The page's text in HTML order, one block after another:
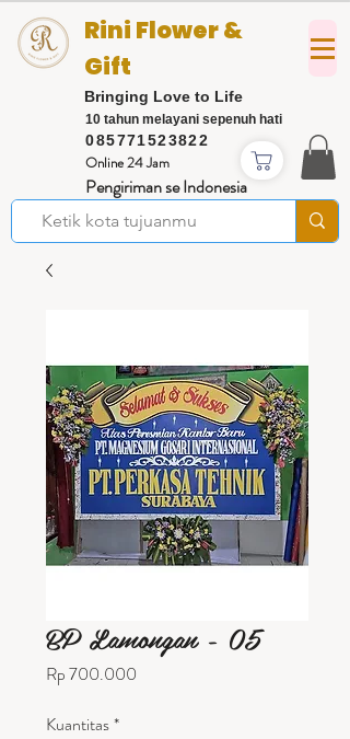
085771523822
Rini Flower &
Gift
Bringing Love to Life
Online 24 Jam
Pengiriman se Indonesia
10 tahun melayani sepenuh hati
BP Lamongan - 05
Rp 700.000
Kuantitas*